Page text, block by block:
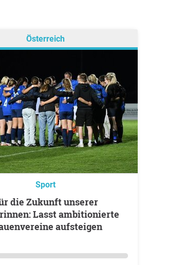
Österreich
Sport
Lasst ambitionierte
aufsteigen